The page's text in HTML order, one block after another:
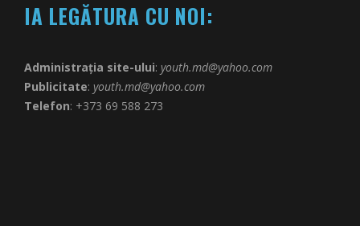
IA LEGĂTURA CU NOI:
Administrația site-ului: youth.md@yahoo.com
Publicitate: youth.md@yahoo.com
Telefon: +373 69 588 273